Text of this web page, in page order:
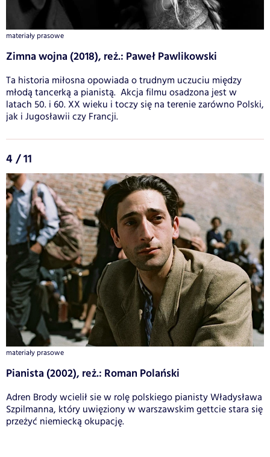
materiały prasowe
Zimna wojna (2018), reż.: Paweł Pawlikowski
Ta historia miłosna opowiada o trudnym uczuciu między
młodą tancerką a pianistą. Akcja filmu osadzona jest w
latach 50. i 60. XX wieku i toczy się na terenie zarówno Polski,
jak i Jugosławii czy Francji.
4 / 11
materiały prasowe
Pianista (2002), reż.: Roman Polański
Adren Brody wcielił sie w rolę polskiego pianisty Władysława
Szpilmanna, który uwięziony w warszawskim gettcie stara się
przeżyć niemiecką okupację.